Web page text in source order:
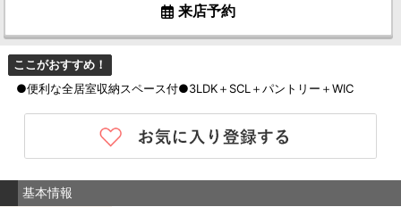
来店予約
ここがおすすめ！
●便利な全居室収納スペース付●3LDK＋SCL＋パントリー＋WIC
基本情報